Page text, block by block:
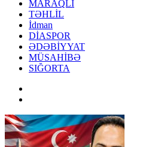
MARAQLI
TƏHLİL
İdman
DİASPOR
ƏDƏBİYYAT
MÜSAHİBƏ
SIĞORTA